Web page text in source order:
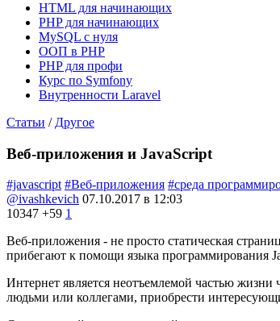
HTML для начинающих
PHP для начинающих
MySQL с нуля
ООП в PHP
PHP для профи
Курс по Symfony
Внутренности Laravel
Статьи / Другое
Веб-приложения и JavaScript
#javascript #Веб-приложения #среда
@ivashkevich 07.10.2017 в 12:03
10347 +59 1
Веб-приложения - не просто статическая
прибегают к помощи языка программирования
Интернет является неотъемлемой частью
людьми или коллегами, приобрести